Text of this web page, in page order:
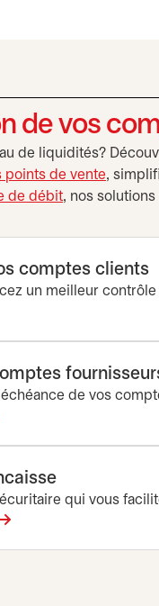
de vos
de liquidités?
points de vente,
de débit, nos solutions
comptes clients
un meilleur
de vos
qui vous